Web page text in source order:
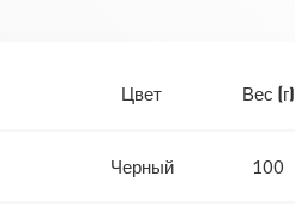
Цвет Вес (г)
Черный 100